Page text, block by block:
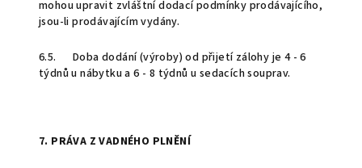
mohou upravit zvláštní dodací podmínky prodávajícího,
jsou-li prodávajícím vydány.
6.5. Doba dodání (výroby) od přijetí zálohy je 4 - 6
týdnů u nábytku a 6 - 8 týdnů u sedacích souprav.
7. PRÁVA Z VADNÉHO PLNĚNÍ